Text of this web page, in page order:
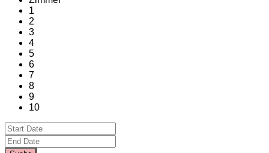
1
2
3
4
5
6
7
8
9
10